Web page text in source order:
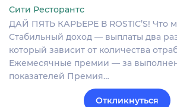
Сити Ресторантс
ДАЙ ПЯТЬ КАРЬЕРЕ В ROSTIC’S! Что
Стабильный доход — выплаты два
который зависит от количества
Ежемесячные премии — за
показателей Премия…
Откликнуться